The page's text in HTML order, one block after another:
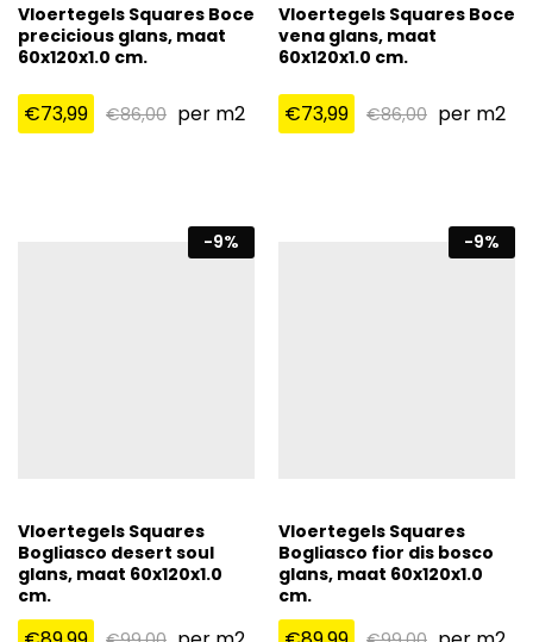
Vloertegels Squares Boce
precicious glans, maat
60x120x1.0 cm.
€73,99 €86,00 per m2
Vloertegels Squares Boce
vena glans, maat
60x120x1.0 cm.
€73,99 €86,00 per m2
-9%
Vloertegels Squares
Bogliasco desert soul
glans, maat 60x120x1.0
cm.
-9%
Vloertegels Squares
Bogliasco fior dis bosco
glans, maat 60x120x1.0
cm.